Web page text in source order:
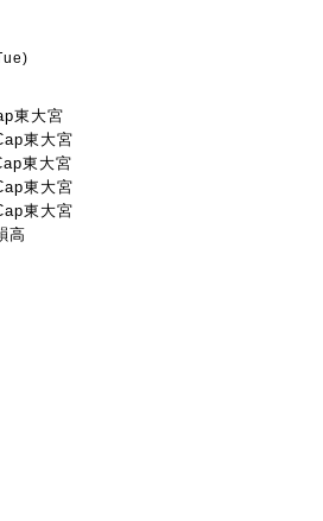
東大宮
東大宮
東大宮
東大宮
東大宮
高